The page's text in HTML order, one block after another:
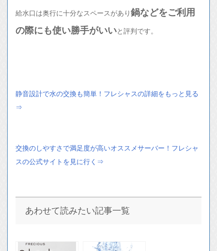
給水口は奥行に十分なスペースがあり鍋などをご利用
の際にも使い勝手がいいと評判です。
静音設計で水の交換も簡単！フレシャスの詳細をもっと見る
⇒
交換のしやすさで満足度が高いオススメサーバー！フレシャ
スの公式サイトを見に行く⇒
あわせて読みたい記事一覧